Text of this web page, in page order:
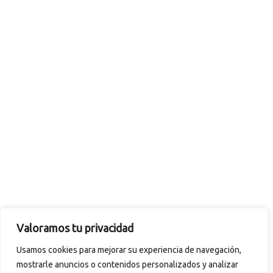
Valoramos tu privacidad
Usamos cookies para mejorar su experiencia de navegación,
mostrarle anuncios o contenidos personalizados y analizar